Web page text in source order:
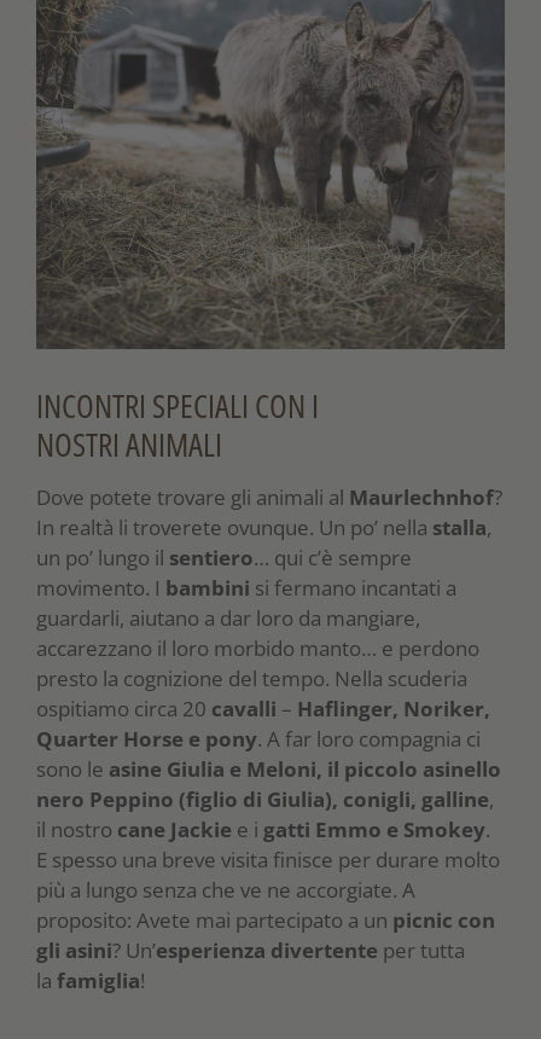
INCONTRI SPECIALI CON I
NOSTRI ANIMALI
Dove potete trovare gli animali al Maurlechnhof?
In realtà li troverete ovunque. Un po’ nella stalla,
un po’ lungo il sentiero… qui c’è sempre
movimento. I bambini si fermano incantati a
guardarli, aiutano a dar loro da mangiare,
accarezzano il loro morbido manto… e perdono
presto la cognizione del tempo. Nella scuderia
ospitiamo circa 20 cavalli – Haflinger, Noriker,
Quarter Horse e pony. A far loro compagnia ci
sono le asine Giulia e Meloni, il piccolo asinello
nero Peppino (figlio di Giulia), conigli, galline,
il nostro cane Jackie e i gatti Emmo e Smokey.
E spesso una breve visita finisce per durare molto
più a lungo senza che ve ne accorgiate. A
proposito: Avete mai partecipato a un picnic con
gli asini? Un’esperienza divertente per tutta
la famiglia!